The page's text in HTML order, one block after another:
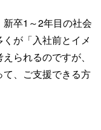
卒1～2年目の社会
が「入社前とイメ
られるのですが、
、ご支援できる方